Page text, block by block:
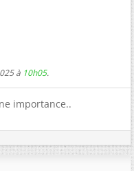
à 10h05.
importance..